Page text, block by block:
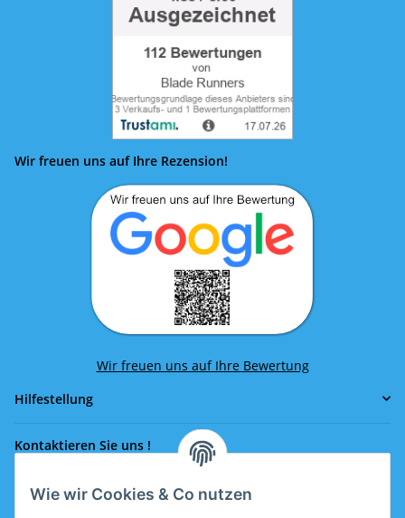
Wie wir Cookies & Co nutzen
Wir freuen uns auf Ihre Rezension!
Wir freuen uns auf Ihre Bewertung
Hilfestellung
Kontaktieren Sie uns !
Rufen Sie uns an!